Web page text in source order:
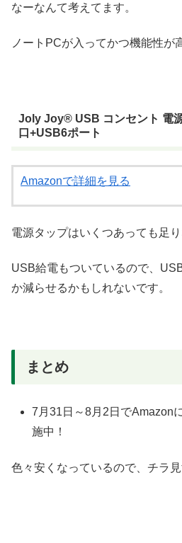
なーなんて考えてます。
ノートPCが入ってかつ機能性が
Joly Joy® USB コンセント 電
口+USB6ポート
Amazonで詳細を見る
電源タップはいくつあっても足り
USB給電もついているので、
か減らせるかもしれないです。
まとめ
7月31日～8月2日でAmazon
施中！
色々安くなっているので、チラ